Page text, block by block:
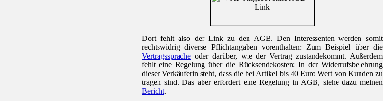
Dort fehlt also der Link zu den AGB. Den Interessenten werden somit
rechtswidrig diverse Pflichtangaben vorenthalten: Zum Beispiel über die
Vertragssprache oder darüber, wie der Vertrag zustandekommt. Außerdem
fehlt eine Regelung über die Rücksendekosten: In der Widerrufsbelehrung
dieser Verkäuferin steht, dass die bei Artikel bis 40 Euro Wert von Kunden zu
tragen sind. Das aber erfordert eine Regelung in AGB, siehe dazu meinen
Bericht.